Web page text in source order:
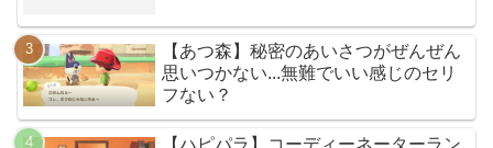
【あつ森】秘密のあいさつがぜんぜん
思いつかない...無難でいい感じのセリ
フない？
【ハピパラ】コーディーネーターラン